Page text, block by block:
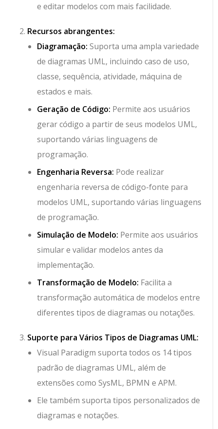
e editar modelos com mais facilidade.
Recursos abrangentes:
Diagramação: Suporta uma ampla variedade
de diagramas UML, incluindo caso de uso,
classe, sequência, atividade, máquina de
estados e mais.
Geração de Código: Permite aos usuários
gerar código a partir de seus modelos UML,
suportando várias linguagens de
programação.
Engenharia Reversa: Pode realizar
engenharia reversa de código-fonte para
modelos UML, suportando várias linguagens
de programação.
Simulação de Modelo: Permite aos usuários
simular e validar modelos antes da
implementação.
Transformação de Modelo: Facilita a
transformação automática de modelos entre
diferentes tipos de diagramas ou notações.
Suporte para Vários Tipos de Diagramas UML:
Visual Paradigm suporta todos os 14 tipos
padrão de diagramas UML, além de
extensões como SysML, BPMN e APM.
Ele também suporta tipos personalizados de
diagramas e notações.